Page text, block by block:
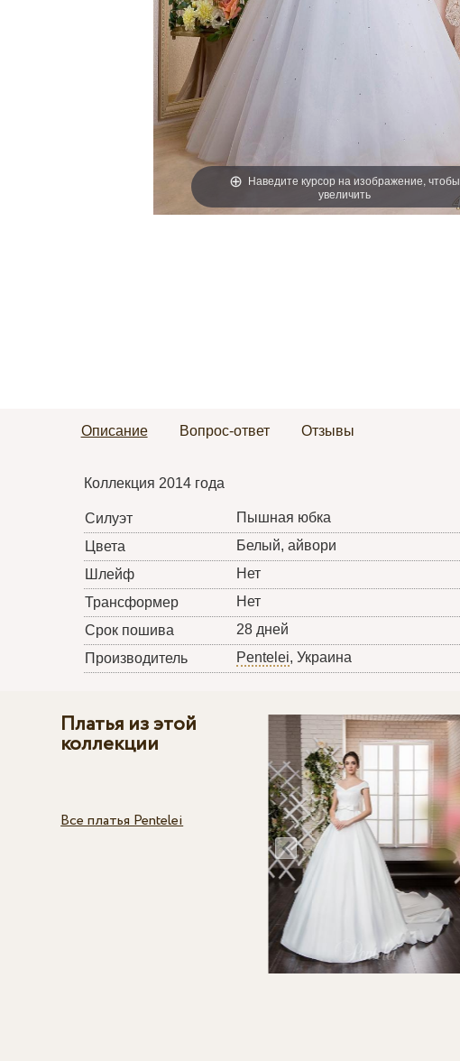
Наведите курсор на изображение, чтобы
увеличить
Описание Вопрос-ответ Отзывы
Коллекция 2014 года
Силуэт
Пышная юбка
Цвета
Белый, айвори
Шлейф
Нет
Трансформер
Нет
Срок пошива
28 дней
Производитель
Pentelei, Украина
Платья из этой
коллекции
Все платья Pentelei